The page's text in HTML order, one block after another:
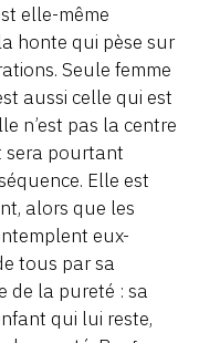
elle-même
honte qui pèse sur
Seule femme
aussi celle qui est
n’est pas la centre
sera pourtant
Elle est
alors que les
eux-
tous par sa
de la pureté : sa
qui lui reste,